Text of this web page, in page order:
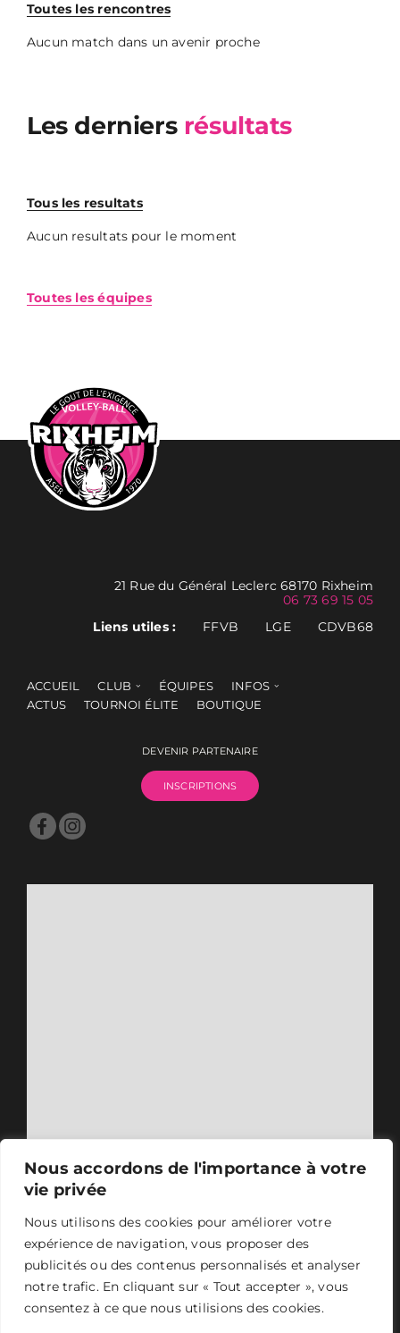
Nous accordons de l'importance à votre
vie privée
Nous utilisons des cookies pour améliorer votre
expérience de navigation, vous proposer des
publicités ou des contenus personnalisés et analyser
notre trafic. En cliquant sur « Tout accepter », vous
consentez à ce que nous utilisions des cookies.
Toutes les rencontres
Aucun match dans un avenir proche
Les derniers résultats
Tous les resultats
Aucun resultats pour le moment
Toutes les équipes
21 Rue du Général Leclerc 68170 Rixheim
06 73 69 15 05
Liens utiles :
FFVB LGE CDVB68
ACCUEIL CLUB ÉQUIPES
INFOS
ACTUS
TOURNOI ÉLITE BOUTIQUE
DEVENIR PARTENAIRE
INSCRIPTIONS
ASER 2024 - Tous droits réservés - Mentions légales